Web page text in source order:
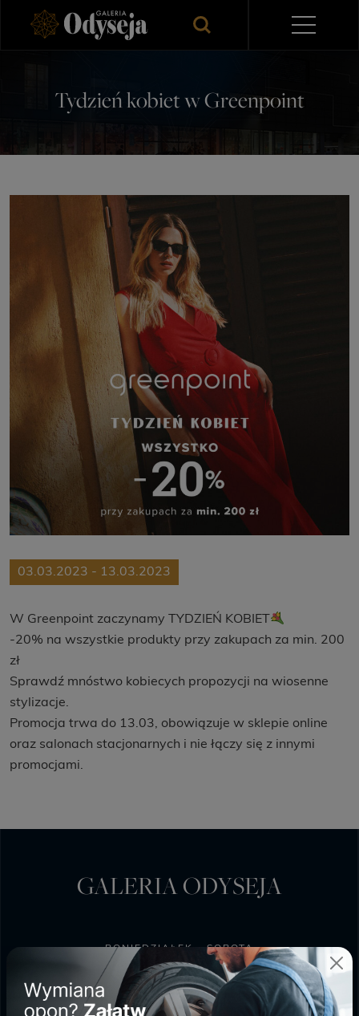
Tydzień kobiet w Greenpoint
03.03.2023 - 13.03.2023
W Greenpoint zaczynamy TYDZIEŃ KOBIET
-20% na wszystkie produkty przy zakupach za min. 200
zł
Sprawdź mnóstwo kobiecych propozycji na wiosenne
stylizacje.
Promocja trwa do 13.03, obowiązuje w sklepie online
oraz salonach stacjonarnych i nie łączy się z innymi
promocjami.
GALERIA ODYSEJA
PONIEDZIAŁEK - SOBOTA
9:00 - 20:00
NIEDZIELA HANDLOWA